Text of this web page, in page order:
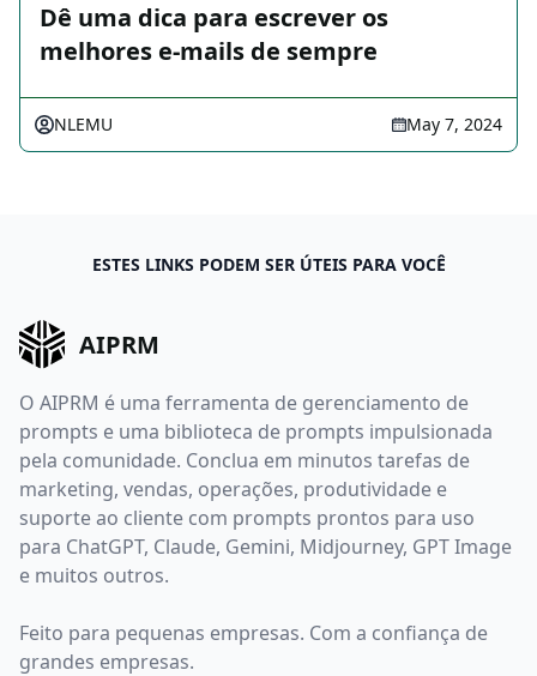
Dê uma dica para escrever os
melhores e-mails de sempre
NLEMU May 7, 2024
ESTES LINKS PODEM SER ÚTEIS PARA VOCÊ
AIPRM
O AIPRM é uma ferramenta de gerenciamento de
prompts e uma biblioteca de prompts impulsionada
pela comunidade. Conclua em minutos tarefas de
marketing, vendas, operações, produtividade e
suporte ao cliente com prompts prontos para uso
para ChatGPT, Claude, Gemini, Midjourney, GPT Image
e muitos outros.
Feito para pequenas empresas. Com a confiança de
grandes empresas.